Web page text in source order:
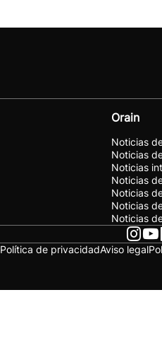
Orain
Noticias
Noticias
Noticias
Noticias
Noticias
Noticias
Noticias
Política de privacidadAviso legal